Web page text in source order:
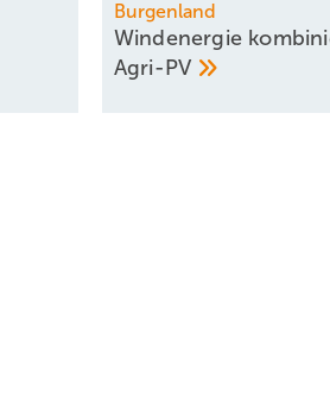
Burgenland
Windenergie
­Agri-PV